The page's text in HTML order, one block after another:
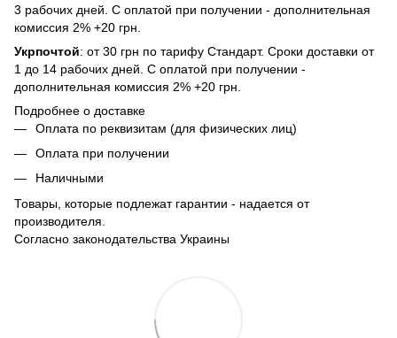
3 рабочих дней. С оплатой при получении - дополнительная
комиссия 2% +20 грн.
Укрпочтой: от 30 грн по тарифу Стандарт. Сроки доставки от
1 до 14 рабочих дней. С оплатой при получении -
дополнительная комиссия 2% +20 грн.
Подробнее о доставке
Оплата по реквизитам (для физических лиц)
Оплата при получении
Наличными
Товары, которые подлежат гарантии - надается от
производителя.
Согласно законодательства Украины